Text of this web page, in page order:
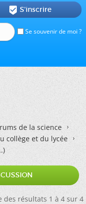
Se souvenir de moi ?
 S'inscrire
de la science
collège et du lycée
des résultats 1 à 4 sur 4